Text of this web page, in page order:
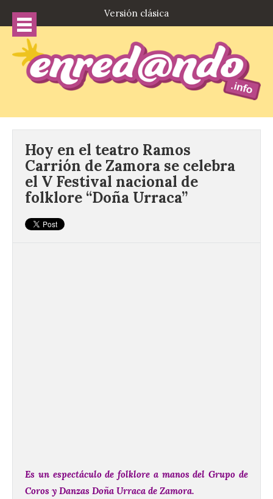
Versión clásica
Hoy en el teatro Ramos
Carrión de Zamora se celebra
el V Festival nacional de
folklore “Doña Urraca”
Es un espectáculo de folklore a manos delGrupo de
Coros y Danzas Doña Urraca de Zamora.